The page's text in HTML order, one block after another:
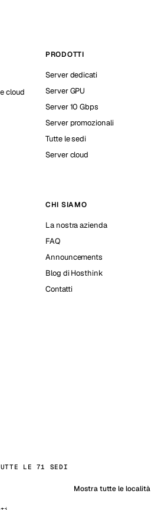
cloud
PRODOTTI
Server dedicati
Server GPU
Server 10 Gbps
Server promozionali
Tutte le sedi
Server cloud
CHI SIAMO
La nostra azienda
FAQ
Announcements
Blog di Hosthink
Contatti
LE 71 SEDI
Mostra tutte le località